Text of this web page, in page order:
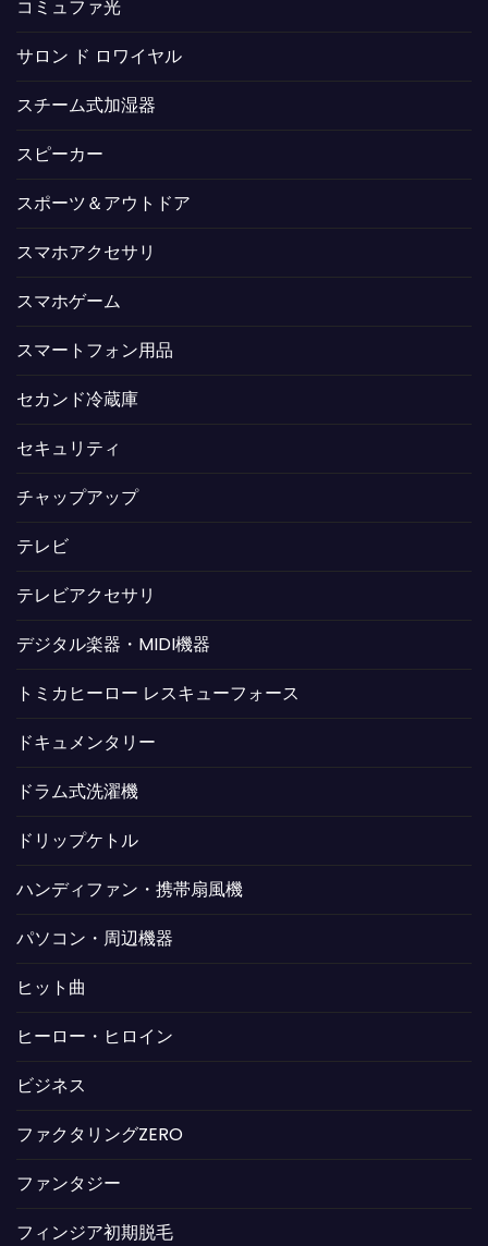
コミュファ光
サロン ド ロワイヤル
スチーム式加湿器
スピーカー
スポーツ＆アウトドア
スマホアクセサリ
スマホゲーム
スマートフォン用品
セカンド冷蔵庫
セキュリティ
チャップアップ
テレビ
テレビアクセサリ
デジタル楽器・MIDI機器
トミカヒーロー レスキューフォース
ドキュメンタリー
ドラム式洗濯機
ドリップケトル
ハンディファン・携帯扇風機
パソコン・周辺機器
ヒット曲
ヒーロー・ヒロイン
ビジネス
ファクタリングZERO
ファンタジー
フィンジア初期脱毛